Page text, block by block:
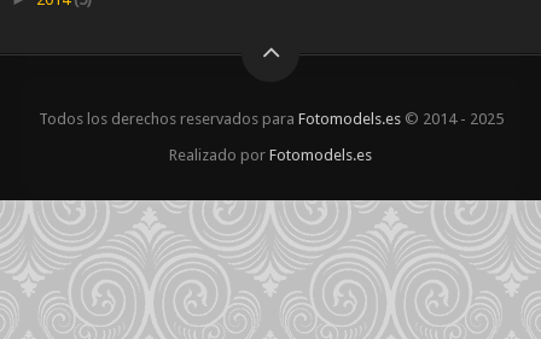
Todos los derechos reservados para Fotomodels.es© 2014 - 2025
Realizado por Fotomodels.es